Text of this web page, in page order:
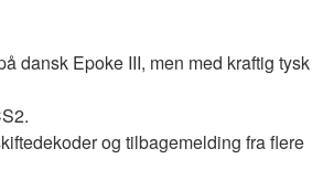
dansk Epoke III, men med kraftig tysk
og tilbagemelding fra flere